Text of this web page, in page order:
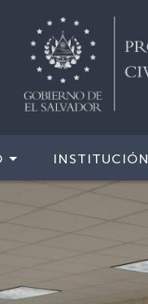
INSTITUCIÓN